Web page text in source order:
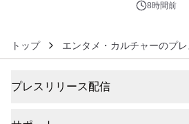
8時間前
トップ エンタメ・カルチャーのプ
プレスリリース配信